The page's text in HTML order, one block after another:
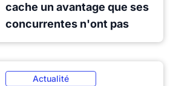
cache un avantage que ses
concurrentes n'ont pas
Actualité